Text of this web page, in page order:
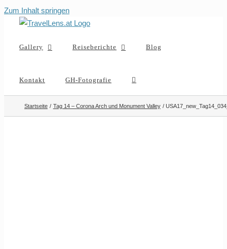
Zum Inhalt springen
Gallery Reiseberichte Blog
Kontakt GH-Fotografie
Startseite Tag 14 – Corona Arch und Monument Valley